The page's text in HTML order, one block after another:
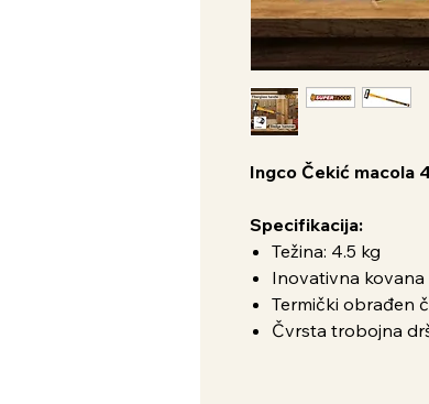
Ingco Čekić macola
Specifikacija:
Težina: 4.5 kg
Inovativna
Termički obrađen
Čvrsta trobojna